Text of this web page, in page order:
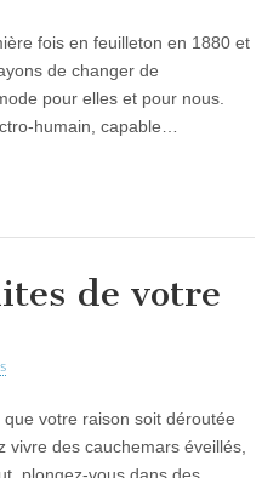
fois en feuilleton en 1880 et
de changer de
pour elles et pour nous.
humain, capable…
de votre
votre raison soit déroutée
vivre des cauchemars éveillés,